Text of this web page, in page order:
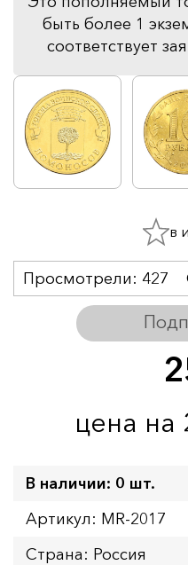
быть более 1
соответствует
цена на
Просмотрели: 427
в
В наличии: 0 шт.
Артикул: MR-2017
Страна: Россия